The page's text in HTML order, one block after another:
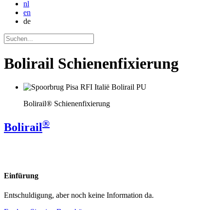
nl
en
de
Bolirail Schienenfixierung
Bolirail® Schienenfixierung
Bolirail ®
Einfürung
Entschuldigung, aber noch keine Information da.